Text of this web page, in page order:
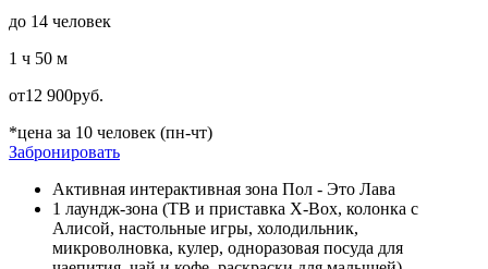
до 14 человек
1 ч 50 м
от12 900руб.
*цена за 10 человек (пн-чт)
Забронировать
Активная интерактивная зона Пол - Это Лава
1 лаундж-зона (ТВ и приставка X-Box, колонка с
Алисой, настольные игры, холодильник,
микроволновка, кулер, одноразовая посуда для